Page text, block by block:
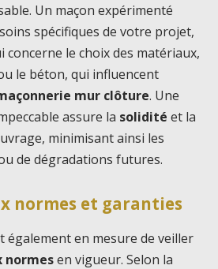
Un maçon expérimenté
spécifiques de votre projet,
concerne le choix des matériaux,
le béton, qui influencent
mur clôture. Une
assure la solidité et la
minimisant ainsi les
de dégradations futures.
normes et garanties
également en mesure de veiller
normesen vigueur. Selon la